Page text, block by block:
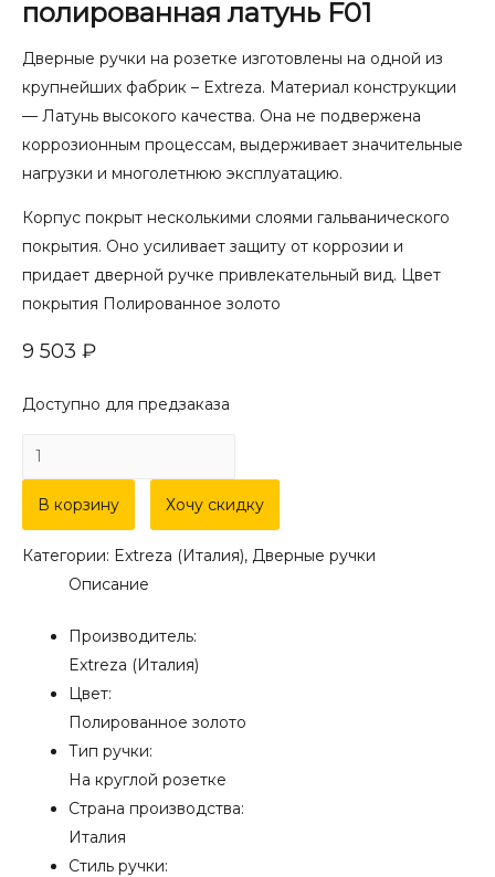
полированная латунь F01
Дверные ручки на розетке изготовлены на одной из
крупнейших фабрик – Extreza. Материал конструкции
— Латунь высокого качества. Она не подвержена
коррозионным процессам, выдерживает значительные
нагрузки и многолетнюю эксплуатацию.
Корпус покрыт несколькими слоями гальванического
покрытия. Оно усиливает защиту от коррозии и
придает дверной ручке привлекательный вид. Цвет
покрытия Полированное золото
9 503 ₽
Доступно для предзаказа
Количество
товара
Дверная
ручка
Extreza
"NINA"
розетке
полированная
латунь
В корзину Хочу скидку
Категории: Extreza (Италия), Дверные ручки
Описание
Производитель:
Extreza (Италия)
Цвет:
Полированное золото
Тип ручки:
На круглой розетке
Страна производства:
Италия
Стиль ручки: